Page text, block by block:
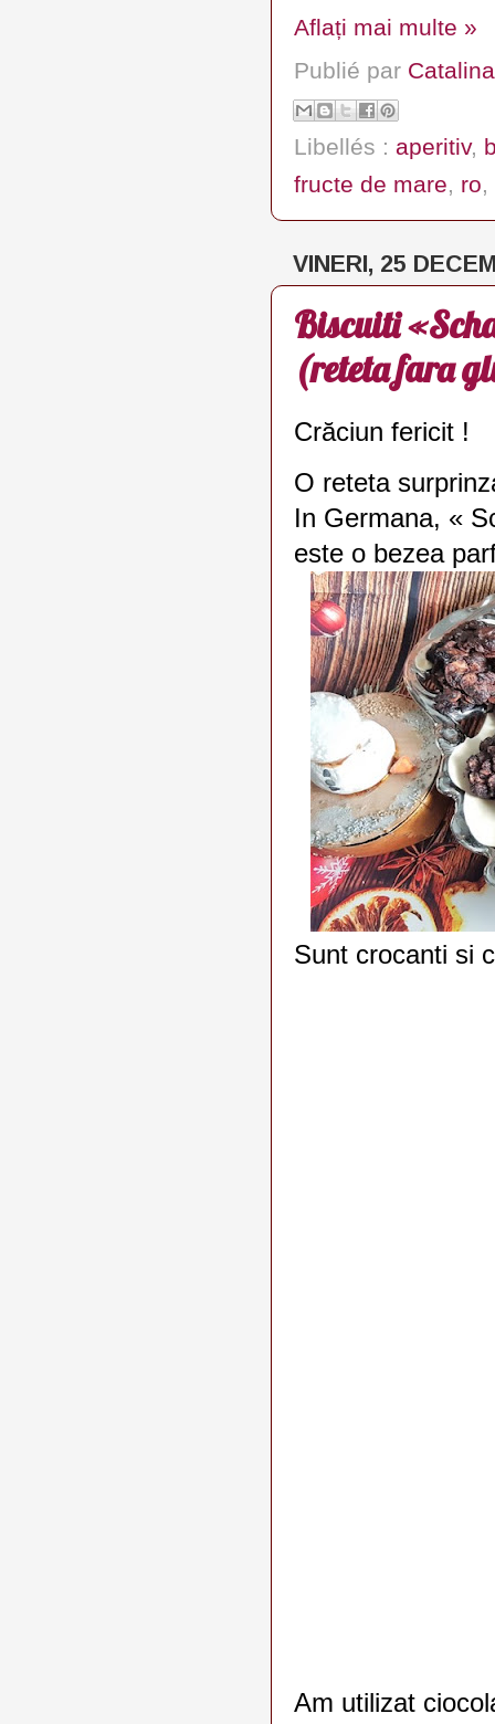
Aflați mai multe »
Publié par Catalina
Libellés : aperitiv,
fructe de mare, ro,
VINERI, 25
Biscuiti
(reteta fara
Crăciun fericit !
O reteta
In Germana, «
este o bezea
Sunt crocanti si
Am utilizat